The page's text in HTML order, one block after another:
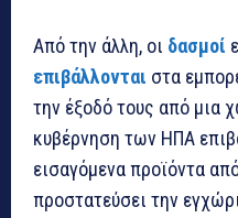
Από την άλλη, οι δασμοί
επιβάλλονται στα
την έξοδό τους από μια
κυβέρνηση των ΗΠΑ
εισαγόμενα προϊόντα
προστατεύσει την